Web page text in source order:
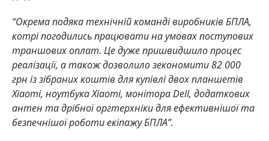
“Окрема подяка технічній команді виробників БПЛА,
котрі погодились працювати на умовах поступових
траншових оплат. Це дуже пришвидшило процес
реалізації, а також дозволило зекономити 82 000
грн із зібраних коштів для купівлі двох планшетів
Xiaomi, ноутбука Xiaomi, монітора Dell, додаткових
антен та дрібної оргтерхніки для ефективнішої та
безпечнішої роботи екіпажу БПЛА”.